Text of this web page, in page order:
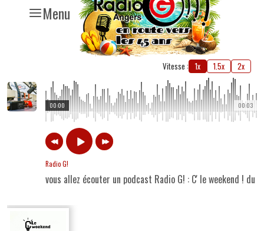
Menu
Vitesse : 1x 1.5x 2x
00:03
00:00
Radio G!
vous allez écouter un podcast Radio G! : C' le weekend ! du